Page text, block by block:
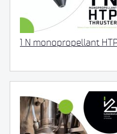
1 N monopropellant